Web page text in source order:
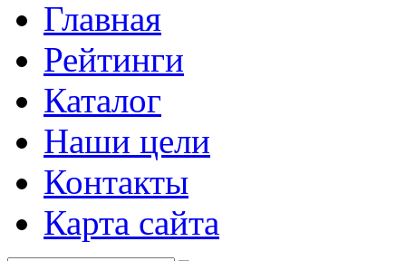
Главная
Рейтинги
Каталог
Наши цели
Контакты
Карта сайта